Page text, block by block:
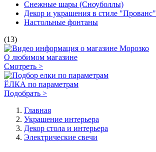
Снежные шары (Сноуболлы)
Декор и украшения в стиле "Прованс"
Настольные фонтаны
(13)
О любимом магазине
Смотреть >
ЁЛКА по параметрам
Подобрать >
Главная
Украшение интерьера
Декор стола и интерьера
Электрические свечи